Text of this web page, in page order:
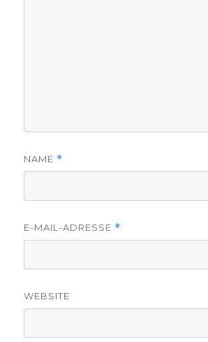
NAME *
E-MAIL-ADRESSE *
WEBSITE